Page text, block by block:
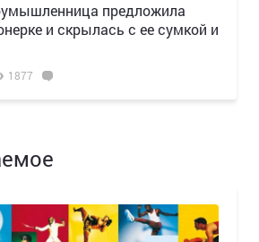
предложила
и скрылась с ее сумкой и
1877